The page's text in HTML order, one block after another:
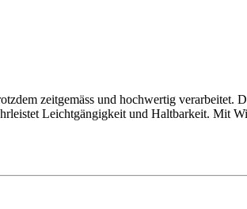
zeitgemäss und hochwertig verarbeitet.
Leichtgängigkeit und Haltbarkeit. Mit